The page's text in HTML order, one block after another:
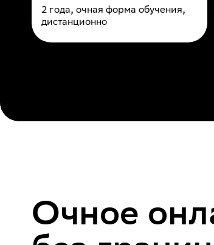
2 года, очная форма обучения,
дистанционно
Очное